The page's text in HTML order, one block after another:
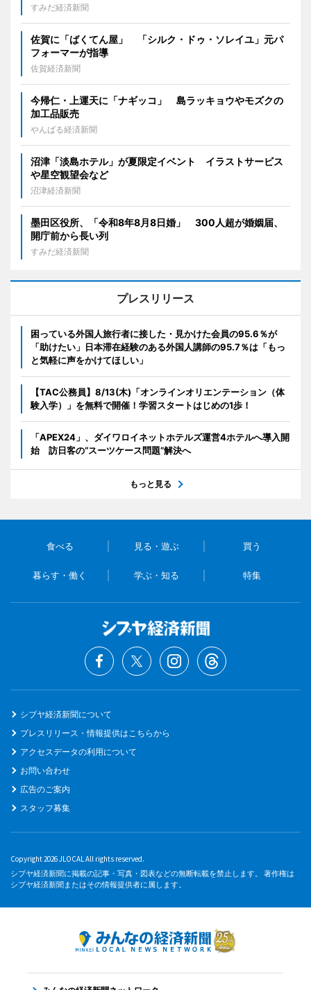
すみだ経済新聞
佐賀に「ばくてん屋」 「シルク・ドゥ・ソレイユ」元パ
フォーマーが指導
佐賀経済新聞
今帰仁・上運天に「ナギッコ」 島ラッキョウやモズクの
加工品販売
やんばる経済新聞
沼津「淡島ホテル」が夏限定イベント イラストサービス
や星空観望会など
沼津経済新聞
墨田区役所、「令和8年8月8日婚」 300人超が婚姻届、
開庁前から長い列
すみだ経済新聞
プレスリリース
困っている外国人旅行者に接した・見かけた会員の95.6％が
「助けたい」日本滞在経験のある外国人講師の95.7％は「もっ
と気軽に声をかけてほしい」
【TAC公務員】8/13(木)「オンラインオリエンテーション（体
験入学）」を無料で開催！学習スタートはじめの1歩！
「APEX24」、ダイワロイネットホテルズ運営4ホテルへ導入開
始 訪日客の“スーツケース問題”解決へ
もっと見る
食べる 見る・遊ぶ 買う
暮らす・働く 学ぶ・知る 特集
シブヤ経済新聞について
プレスリリース・情報提供はこちらから
アクセスデータの利用について
お問い合わせ
広告のご案内
スタッフ募集
Copyright 2026 JLOCAL All rights reserved.
シブヤ経済新聞に掲載の記事・写真・図表などの無断転載を禁止します。 著作権は
シブヤ経済新聞またはその情報提供者に属します。